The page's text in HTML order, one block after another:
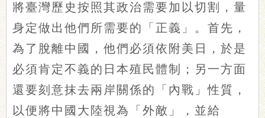
將臺灣歷史按照其政治需要加以切割，量
身定做出他們所需要的「正義」。首先，
為了脫離中國，他們必須依附美日，於是
必須肯定不義的日本殖民體制；另一方面
還要刻意抹去兩岸關係的「內戰」性質，
以便將中國大陸視為「外敵」，並給